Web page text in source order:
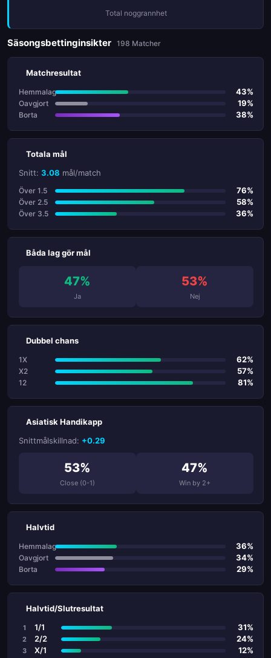
Total noggrannhet
Säsongsbettinginsikter 198 Matcher
Matchresultat
Hemmalag 43%
Oavgjort 19%
Borta 38%
Totala mål
Snitt: 3.08 mål/match
Över 1.5 76%
Över 2.5 58%
Över 3.5 36%
Båda lag gör mål
47%
Ja
53%
Nej
Dubbel chans
1X 62%
X2 57%
12 81%
Asiatisk Handikapp
Snittmålskillnad: +0.29
53%
Close (0-1)
47%
Win by 2+
Halvtid
Hemmalag 36%
Oavgjort 34%
Borta 29%
Halvtid/Slutresultat
1 1/1 31%
2 2/2 24%
3 X/1 12%